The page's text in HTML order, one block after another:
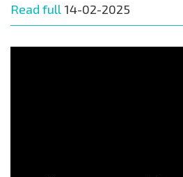
Read full 14-02-2025